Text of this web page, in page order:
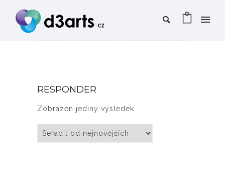
RESPONDER
Zobrazen jediný výsledek